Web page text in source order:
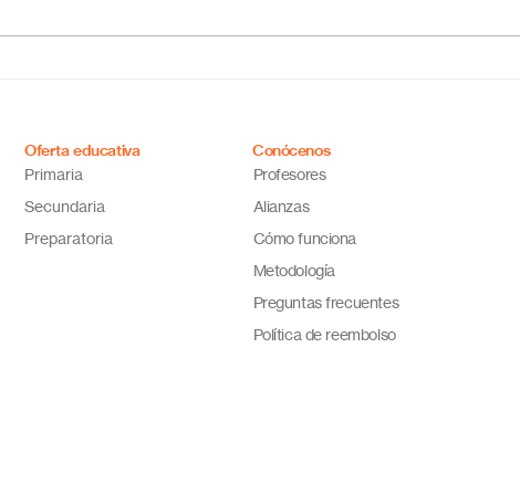
Oferta educativa
Primaria
Secundaria
Preparatoria
Conócenos
Profesores
Alianzas
Cómo funciona
Metodología
Preguntas frecuentes
Política de reembolso